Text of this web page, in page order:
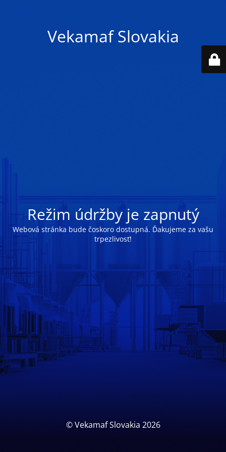
Vekamaf Slovakia
Režim údržby je zapnutý
Webová stránka bude čoskoro dostupná. Ďakujeme za vašu
trpezlivosť!
© Vekamaf Slovakia 2026